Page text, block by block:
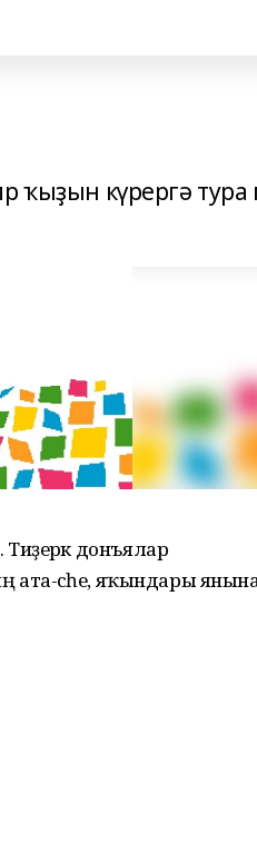
ҡыҙын күрергә тура
донъялар
ата-әсәһе, яҡындары